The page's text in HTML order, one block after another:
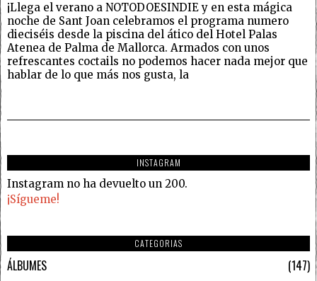
¡Llega el verano a NOTODOESINDIE y en esta mágica
noche de Sant Joan celebramos el programa numero
dieciséis desde la piscina del ático del Hotel Palas
Atenea de Palma de Mallorca. Armados con unos
refrescantes coctails no podemos hacer nada mejor que
hablar de lo que más nos gusta, la
INSTAGRAM
Instagram no ha devuelto un 200.
¡Sígueme!
CATEGORIAS
ÁLBUMES
147